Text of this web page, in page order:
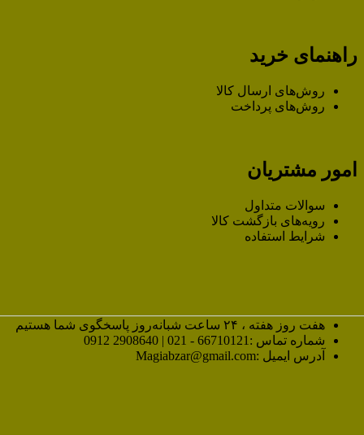
راهنمای خرید
روش‌های ارسال کالا
روش‌های پرداخت
امور مشتریان
سوالات متداول
رویه‌های بازگشت کالا
شرایط استفاده
هفت روز هفته ، ۲۴ ساعت شبانه‌روز پاسخگوی شما هستیم
شماره تماس :66710121 - 021 | 2908640 0912
آدرس ایمیل :Magiabzar@gmail.com